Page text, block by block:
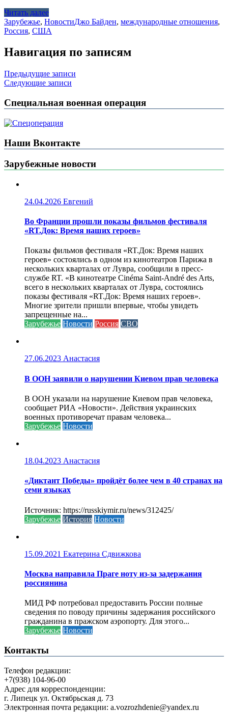
Читать далее
Зарубежье, НовостиДжо Байден, международные отношения,
Россия, США
Навигация по записям
Предыдущие записи
Следующие записи
Специальная военная операция
Наши Вконтакте
Зарубежные новости
24.04.2026 Евгений
Во Франции прошли показы фильмов фестиваля
«RT.Док: Время наших героев»
Показы фильмов фестиваля «RT.Док: Время наших
героев» состоялись в одном из кинотеатров Парижа в
нескольких кварталах от Лувра, сообщили в пресс-
службе RT. «В кинотеатре Cinéma Saint-André des Arts,
всего в нескольких кварталах от Лувра, состоялись
показы фестиваля «RT.Док: Время наших героев».
Многие зрители пришли впервые, чтобы увидеть
запрещенные на...
Зарубежье Новости Россия СВО
27.06.2023 Анастасия
В ООН заявили о нарушении Киевом прав человека
В ООН указали на нарушение Киевом прав человека,
сообщает РИА «Новости». Действия украинских
военных противоречат правам человека...
Зарубежье Новости
18.04.2023 Анастасия
«Диктант Победы» пройдёт более чем в 40 странах на
семи языках
Источник: https://russkiymir.ru/news/312425/
Зарубежье История Новости
15.09.2021 Екатерина Сдвижкова
Москва направила Праге ноту из-за задержания
россиянина
МИД РФ потребовал предоставить России полные
сведения по поводу причины задержания российского
гражданина в пражском аэропорту. Для этого...
Зарубежье Новости
Контакты
Телефон редакции:
+7(938) 104-96-00
Адрес для корреспонденции:
г. Липецк ул. Октябрьская д. 73
Электронная почта редакции: a.vozrozhdenie@yandex.ru